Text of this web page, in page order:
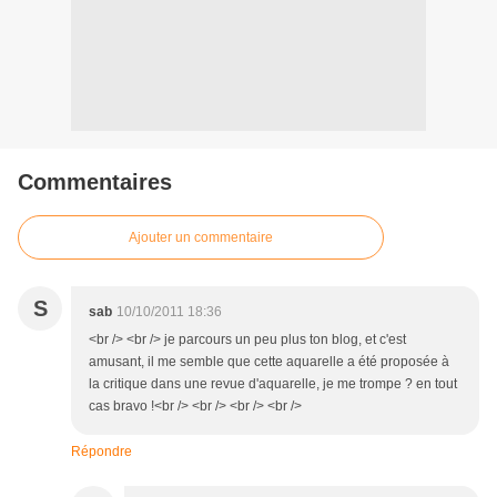
Commentaires
Ajouter un commentaire
S sab 10/10/2011 18:36
<br /> <br /> je parcours un peu plus ton blog, et c'est
amusant, il me semble que cette aquarelle a été proposée à
la critique dans une revue d'aquarelle, je me trompe ? en tout
cas bravo !<br /> <br /> <br /> <br />
Répondre